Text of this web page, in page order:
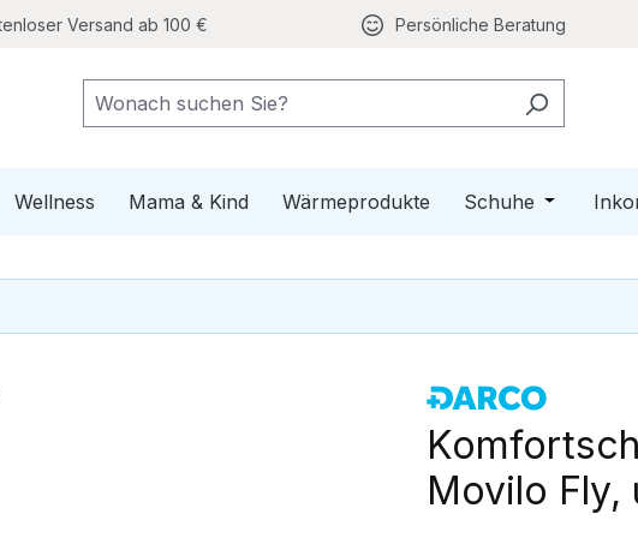
Versand ab 100 € Persönliche Beratung
Mobilitätder Kategorie Gesundheit
Wellness Mama & Kind Wärmeprodukte Schuhe Öffne
Movilo Fly,